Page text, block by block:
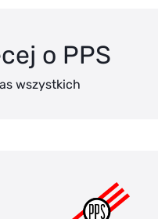
o PPS
wszystkich